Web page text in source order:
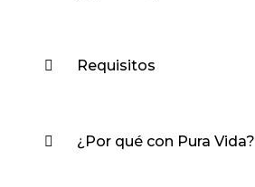
Requisitos
¿Por qué con Pura Vida?